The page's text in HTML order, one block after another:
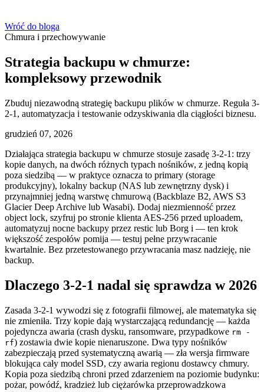
Wróć do bloga
Chmura i przechowywanie
Strategia backupu w chmurze:
kompleksowy przewodnik
Zbuduj niezawodną strategię backupu plików w chmurze. Reguła 3-
2-1, automatyzacja i testowanie odzyskiwania dla ciągłości biznesu.
grudzień 07, 2026
Działająca strategia backupu w chmurze stosuje zasadę 3-2-1: trzy
kopie danych, na dwóch różnych typach nośników, z jedną kopią
poza siedzibą — w praktyce oznacza to primary (storage
produkcyjny), lokalny backup (NAS lub zewnętrzny dysk) i
przynajmniej jedną warstwę chmurową (Backblaze B2, AWS S3
Glacier Deep Archive lub Wasabi). Dodaj niezmienność przez
object lock, szyfruj po stronie klienta AES-256 przed uploadem,
automatyzuj nocne backupy przez restic lub Borg i — ten krok
większość zespołów pomija — testuj pełne przywracanie
kwartalnie. Bez przetestowanego przywracania masz nadzieję, nie
backup.
Dlaczego 3-2-1 nadal się sprawdza w 2026
Zasada 3-2-1 wywodzi się z fotografii filmowej, ale matematyka się
nie zmieniła. Trzy kopie dają wystarczającą redundancję — każda
pojedyncza awaria (crash dysku, ransomware, przypadkowe rm -
rf) zostawia dwie kopie nienaruszone. Dwa typy nośników
zabezpieczają przed systematyczną awarią — zła wersja firmware
blokująca cały model SSD, czy awaria regionu dostawcy chmury.
Kopia poza siedzibą chroni przed zdarzeniem na poziomie budynku:
pożar, powódź, kradzież lub ciężarówka przeprowadzkowa